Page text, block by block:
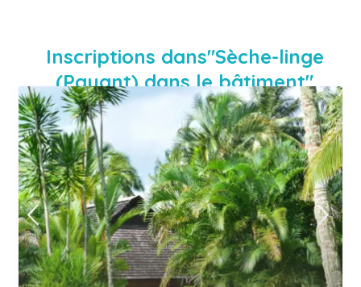
Inscriptions dans"Sèche-linge
(Payant) dans le bâtiment"